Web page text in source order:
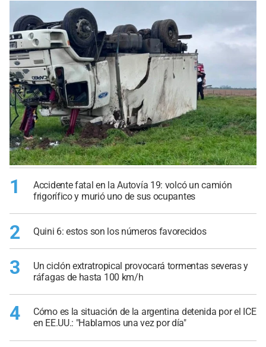
1
Accidente fatal en la Autovía 19: volcó un camión
frigorífico y murió uno de sus ocupantes
2 Quini 6: estos son los números favorecidos
3
Un ciclón extratropical provocará tormentas severas y
ráfagas de hasta 100 km/h
4
Cómo es la situación de la argentina detenida por el ICE
en EE.UU.: "Hablamos una vez por día"